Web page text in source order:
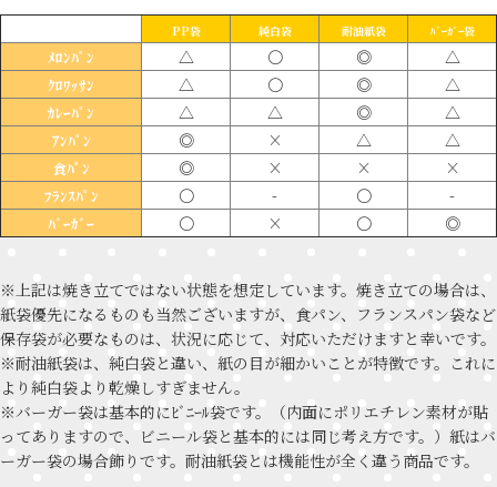
PP袋 純白袋 耐油紙袋 ﾊﾞｰｶﾞｰ袋
ﾒﾛﾝﾊﾟﾝ △ 〇 ◎ △
ｸﾛﾜｯｻﾝ △ 〇 ◎ △
ｶﾚｰﾊﾟﾝ △ △ ◎ △
ｱﾝﾊﾟﾝ ◎ × △ △
食ﾊﾟﾝ ◎ × × ×
ﾌﾗﾝｽﾊﾟﾝ 〇 - 〇 -
ﾊﾞｰｶﾞｰ 〇 × 〇 ◎
※上記は焼き立てではない状態を想定しています。焼き立ての場合は、
紙袋優先になるものも当然ございますが、食パン、フランスパン袋など
保存袋が必要なものは、状況に応じて、対応いただけますと幸いです。
※耐油紙袋は、純白袋と違い、紙の目が細かいことが特徴です。これに
より純白袋より乾燥しすぎません。
※バーガー袋は基本的にﾋﾞﾆｰﾙ袋です。（内面にポリエチレン素材が貼
ってありますので、ビニール袋と基本的には同じ考え方です。）紙はバ
ーガー袋の場合飾りです。耐油紙袋とは機能性が全く違う商品です。